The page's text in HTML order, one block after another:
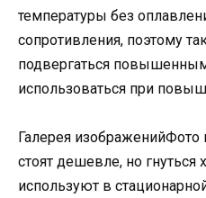
температуры без
сопротивления, поэтому
подвергаться
использоваться при
Галерея
стоят дешевле, но гнуться
используют в